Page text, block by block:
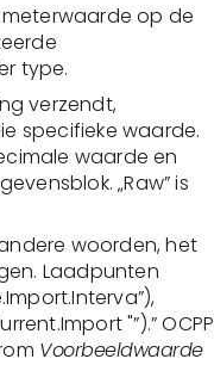
meterwaarde op de
type.
verzendt,
specifieke waarde.
waarde en
„Raw” is
woorden, het
Laadpunten
"”).” OCPP
Voorbeeldwaarde